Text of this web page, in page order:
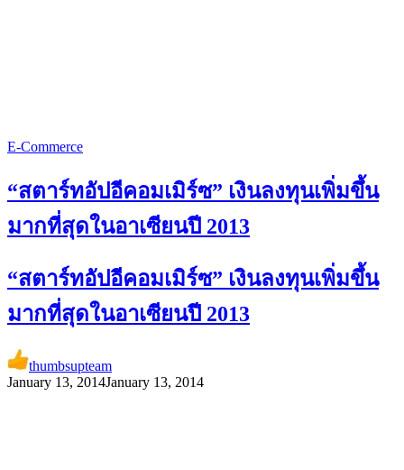
E-Commerce
“สตาร์ทอัปอีคอมเมิร์ซ” เงินลงทุนเพิ่มขึ้น
มากที่สุดในอาเซียนปี 2013
“สตาร์ทอัปอีคอมเมิร์ซ” เงินลงทุนเพิ่มขึ้น
มากที่สุดในอาเซียนปี 2013
thumbsupteam
January 13, 2014January 13, 2014